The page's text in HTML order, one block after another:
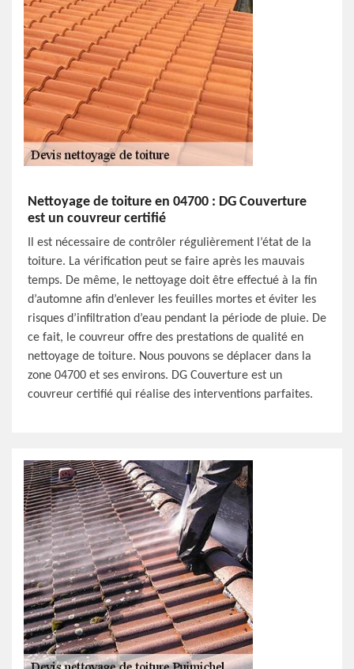
Nettoyage de toiture en 04700 : DG Couverture
est un couvreur certifié
Il est nécessaire de contrôler régulièrement l’état de la
toiture. La vérification peut se faire après les mauvais
temps. De même, le nettoyage doit être effectué à la fin
d’automne afin d’enlever les feuilles mortes et éviter les
risques d’infiltration d’eau pendant la période de pluie. De
ce fait, le couvreur offre des prestations de qualité en
nettoyage de toiture. Nous pouvons se déplacer dans la
zone 04700 et ses environs. DG Couverture est un
couvreur certifié qui réalise des interventions parfaites.